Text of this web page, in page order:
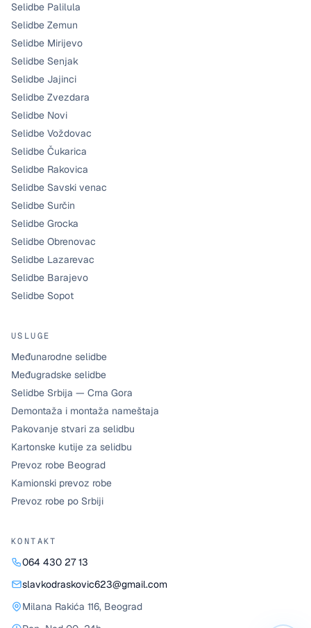
Selidbe Palilula
Selidbe Zemun
Selidbe Mirijevo
Selidbe Senjak
Selidbe Jajinci
Selidbe Zvezdara
Selidbe Novi
Selidbe Voždovac
Selidbe Čukarica
Selidbe Rakovica
Selidbe Savski venac
Selidbe Surčin
Selidbe Grocka
Selidbe Obrenovac
Selidbe Lazarevac
Selidbe Barajevo
Selidbe Sopot
USLUGE
Međunarodne selidbe
Međugradske selidbe
Selidbe Srbija — Crna Gora
Demontaža i montaža nameštaja
Pakovanje stvari za selidbu
Kartonske kutije za selidbu
Prevoz robe Beograd
Kamionski prevoz robe
Prevoz robe po Srbiji
KONTAKT
064 430 27 13
slavkodraskovic623@gmail.com
Milana Rakića 116, Beograd